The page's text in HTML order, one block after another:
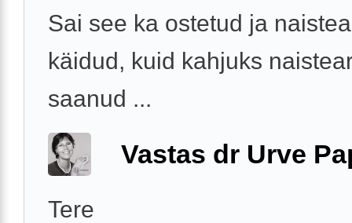
Sai see ka ostetud ja
käidud, kuid kahjuks
saanud ...
Vastas dr Urve
Tere